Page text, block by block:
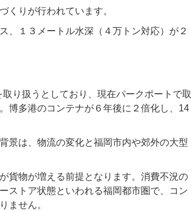
くりが行われています。
、１３メートル水深（４万トン対応）が２
り扱うとしており、現在パークポートで取
博多港のコンテナが６年後に２倍化し、14
景は、物流の変化と福岡市内や郊外の大型
貨物が増える前提となります。消費不況の
ストア状態といわれる福岡都市圏で、コン
ません。